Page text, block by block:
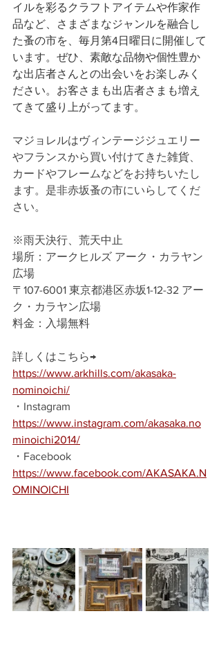
イルを彩るクラフトアイテムや作家作
品など、さまざまなジャンルを融合し
た蚤の市を、毎月第4日曜日に開催して
います。ぜひ、素敵な品物や個性豊か
な出店者さんとの出会いをお楽しみく
ださい。お客さまも出店者さまも増え
てきて盛り上がってます。
マジョレルはヴィンテージジュエリー
やフランスから買い付けてきた雑貨、
カードやフレームなどをお持ちいたし
ます。是非赤坂蚤の市にいらしてくだ
さい。
※雨天決行、荒天中止
場所：アークヒルズ アーク・カラヤン
広場
〒107-6001 東京都港区赤坂1-12-32 アー
ク・カラヤン広場
料金：入場無料
詳しくはこちら→
https://www.arkhills.com/akasaka-
nominoichi/
・Instagram
https://www.instagram.com/akasaka.no
minoichi2014/
・Facebook
https://www.facebook.com/AKASAKA.N
OMINOICHI